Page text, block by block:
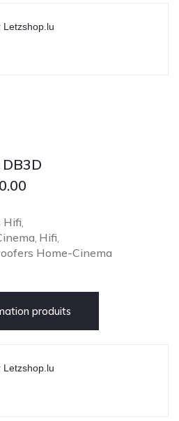
Letzshop.lu
Hifi
Hifi
Home-Cinema
produits
Letzshop.lu